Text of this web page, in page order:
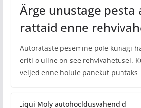
Ärge unustage pesta
rattaid enne
Autorataste pesemine pole kunagi
eriti oluline on see rehvivahetusel.
veljed enne hoiule panekut puhtaks
Liqui Moly autohooldusvahendid